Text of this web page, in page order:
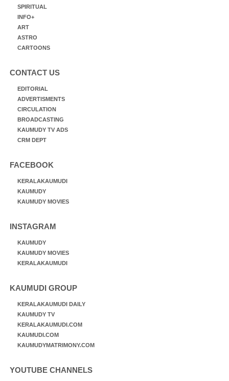
SPIRITUAL
INFO+
ART
ASTRO
CARTOONS
CONTACT US
EDITORIAL
ADVERTISMENTS
CIRCULATION
BROADCASTING
KAUMUDY TV ADS
CRM DEPT
FACEBOOK
KERALAKAUMUDI
KAUMUDY
KAUMUDY MOVIES
INSTAGRAM
KAUMUDY
KAUMUDY MOVIES
KERALAKAUMUDI
KAUMUDI GROUP
KERALAKAUMUDI DAILY
KAUMUDY TV
KERALAKAUMUDI.COM
KAUMUDI.COM
KAUMUDYMATRIMONY.COM
YOUTUBE CHANNELS